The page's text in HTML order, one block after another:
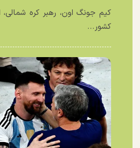
کیم جونگ اون، رهبر کره شمالی،
کشور...